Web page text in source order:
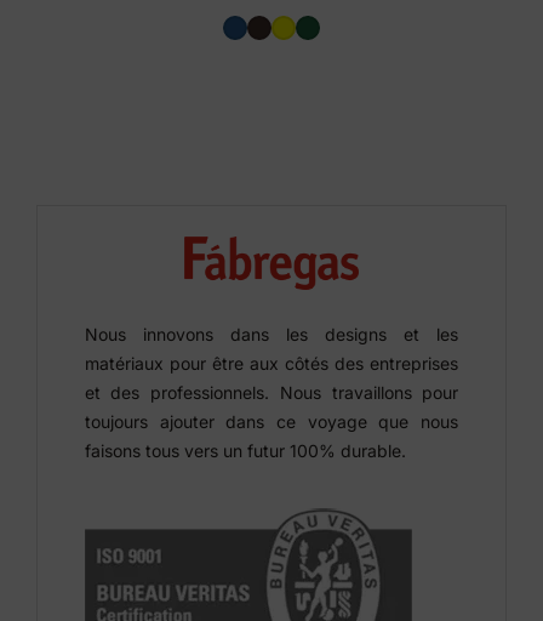
Nous innovons dans les designs et les
matériaux pour être aux côtés des entreprises
et des professionnels. Nous travaillons pour
toujours ajouter dans ce voyage que nous
faisons tous vers un futur 100% durable.